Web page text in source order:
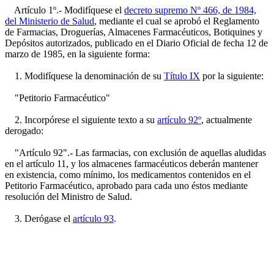
Artículo 1º.- Modifíquese el decreto supremo Nº 466, de 1984,
del Ministerio de Salud, mediante el cual se aprobó el Reglamento
de Farmacias, Droguerías, Almacenes Farmacéuticos, Botiquines y
Depósitos autorizados, publicado en el Diario Oficial de fecha 12 de
marzo de 1985, en la siguiente forma:
1. Modifíquese la denominación de su Título IX por la siguiente:
"Petitorio Farmacéutico"
2. Incorpórese el siguiente texto a su artículo 92º, actualmente
derogado:
"Artículo 92".- Las farmacias, con exclusión de aquellas aludidas
en el artículo 11, y los almacenes farmacéuticos deberán mantener
en existencia, como mínimo, los medicamentos contenidos en el
Petitorio Farmacéutico, aprobado para cada uno éstos mediante
resolución del Ministro de Salud.
3. Derógase el artículo 93.